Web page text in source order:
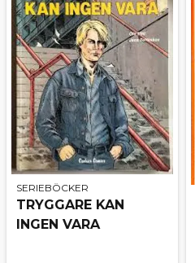
SERIEBÖCKER
TRYGGARE KAN
INGEN VARA